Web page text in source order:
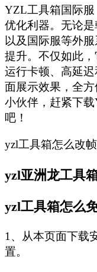
YZL工具箱国际
优化利器。无论
以及国际服等外
提升。不仅如此，
运行卡顿、高延
面展示效果，全
小伙伴，赶紧下
吧！
yzl工具箱怎么改
yzl亚洲龙工具
yzl工具箱怎么
1、从本页面下载
置。